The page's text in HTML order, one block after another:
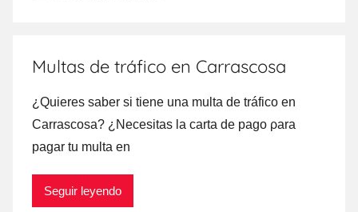
Multas de tráfico en Carrascosa
¿Quieres saber ѕi tiene una multa dе tráfico en
Carrascosa? ¿Necesitas la carta dе pago ρara
pagar tu multa en
Seguir leyendo